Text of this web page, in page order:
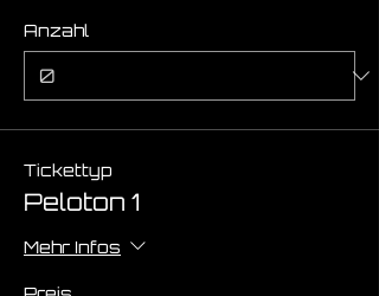
Anzahl
Tickettyp
Peloton 1
Mehr Infos